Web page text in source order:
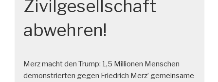
Zivilgesellschaft
abwehren!
Merz macht den Trump: 1,5 Millionen Menschen
demonstrierten gegen Friedrich Merz’ gemeinsame